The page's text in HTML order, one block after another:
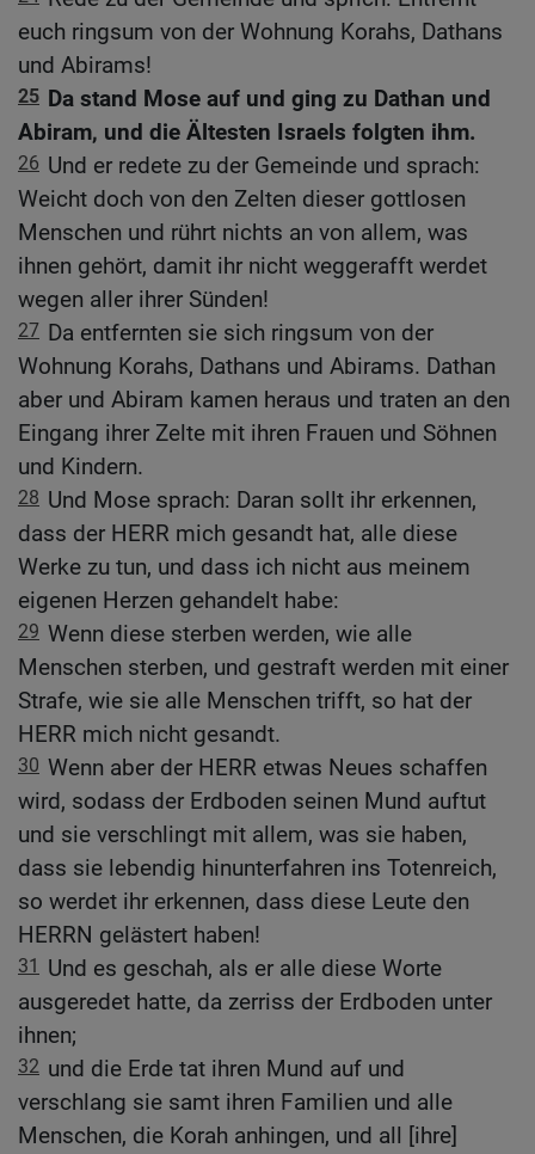
euch ringsum von der Wohnung Korahs, Dathans
und Abirams!
25 Da stand Mose auf und ging zu Dathan und
Abiram, und die Ältesten Israels folgten ihm.
26 Und er redete zu der Gemeinde und sprach:
Weicht doch von den Zelten dieser gottlosen
Menschen und rührt nichts an von allem, was
ihnen gehört, damit ihr nicht weggerafft werdet
wegen aller ihrer Sünden!
27 Da entfernten sie sich ringsum von der
Wohnung Korahs, Dathans und Abirams. Dathan
aber und Abiram kamen heraus und traten an den
Eingang ihrer Zelte mit ihren Frauen und Söhnen
und Kindern.
28 Und Mose sprach: Daran sollt ihr erkennen,
dass der HERR mich gesandt hat, alle diese
Werke zu tun, und dass ich nicht aus meinem
eigenen Herzen gehandelt habe:
29 Wenn diese sterben werden, wie alle
Menschen sterben, und gestraft werden mit einer
Strafe, wie sie alle Menschen trifft, so hat der
HERR mich nicht gesandt.
30 Wenn aber der HERR etwas Neues schaffen
wird, sodass der Erdboden seinen Mund auftut
und sie verschlingt mit allem, was sie haben,
dass sie lebendig hinunterfahren ins Totenreich,
so werdet ihr erkennen, dass diese Leute den
HERRN gelästert haben!
31
Und es geschah, als er alle diese Worte
ausgeredet hatte, da zerriss der Erdboden unter
ihnen;
32 und die Erde tat ihren Mund auf und
verschlang sie samt ihren Familien und alle
Menschen, die Korah anhingen, und all [ihre]